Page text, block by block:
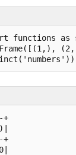
functions as